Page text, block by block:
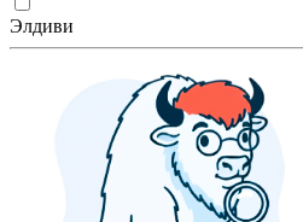
Элдиви